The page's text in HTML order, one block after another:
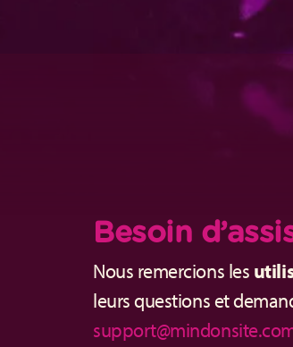
Besoin
Nous remercions les
leurs questions et